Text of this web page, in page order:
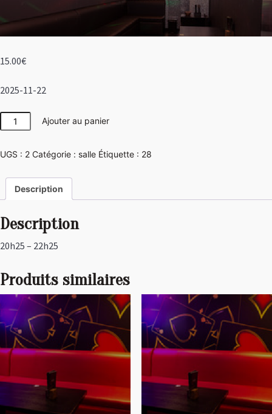
15.00€
2025-11-22
quantité
de
Ajouter au panier
UGS : 2 Catégorie : salle Étiquette : 28
Description
Description
20h25 – 22h25
Produits similaires